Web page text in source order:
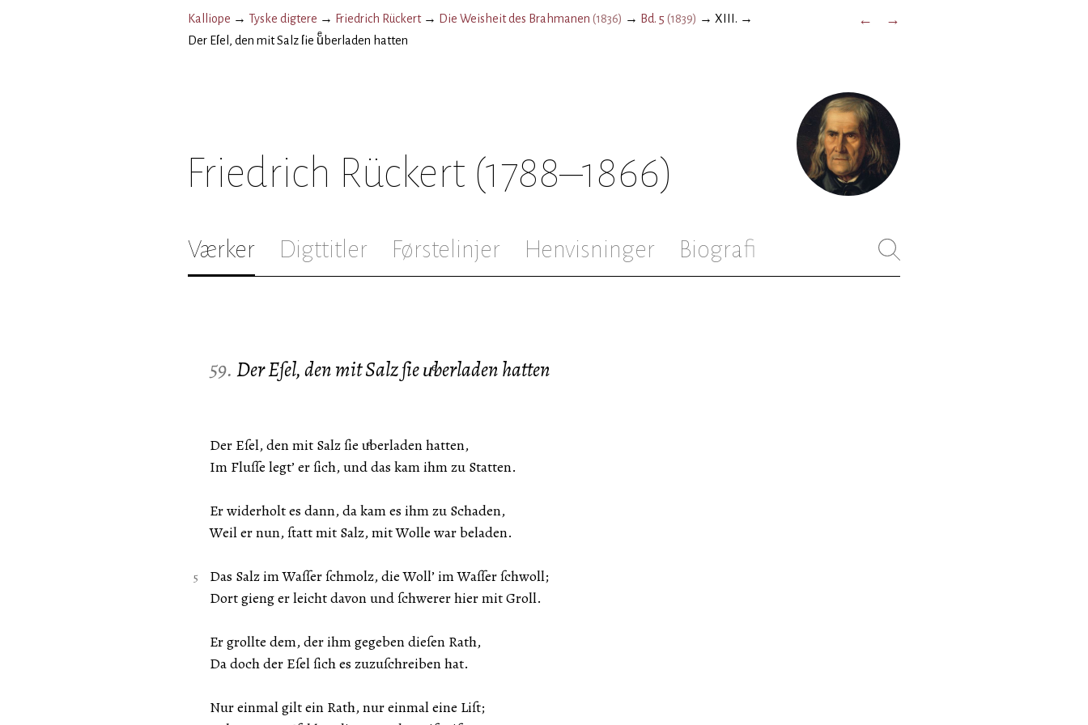
Kalliope → Tyske digtere → Friedrich Rückert→ Die Weisheit des Brahmanen (1836) → Bd. 5 (1839) → XIII. →
Der Eſel, den mit Salz ſie uͤberladen hatten
← →
Friedrich Rückert (1788–1866)
Værker Digttitler Førstelinjer Henvisninger Biografi
59. Der Eſel, den mit Salz ſie uͤberladen hatten
Der Eſel, den mit Salz ſie uͤberladen hatten,
Im Fluſſe legt’ er ſich, und das kam ihm zu Statten.
Er widerholt es dann, da kam es ihm zu Schaden,
Weil er nun, ſtatt mit Salz, mit Wolle war beladen.
Das Salz im Waſſer ſchmolz, die Woll’ im Waſſer ſchwoll;
Dort gieng er leicht davon und ſchwerer hier mit Groll.
Er grollte dem, der ihm gegeben dieſen Rath,
Da doch der Eſel ſich es zuzuſchreiben hat.
Nur einmal gilt ein Rath, nur einmal eine Liſt;